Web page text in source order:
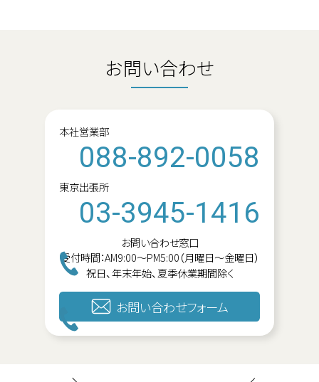
お問い合わせ
本社営業部
088-892-0058
東京出張所
03-3945-1416
お問い合わせ窓口
受付時間：AM9:00～PM5:00（月曜日～金曜日）
祝日、年末年始、夏季休業期間除く
お問い合わせフォーム